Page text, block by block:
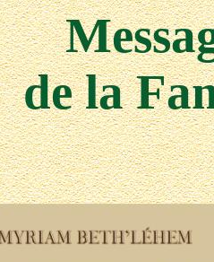
de la